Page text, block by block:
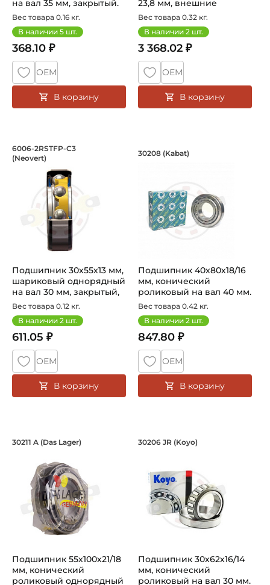
на вал 35 мм, закрытый.
Арт...
Вес товара 0.16 кг.
В наличии 5 шт.
368.10 ₽
ОЕМ
В корзину
23,8 мм, внешние
стопорн...
Вес товара 0.32 кг.
В наличии 2 шт.
3 368.02 ₽
ОЕМ
В корзину
Подшипник 30х55х13 мм, шариковый
6006 2RS TFP C3 - шариковый подшипник заводского
6006-2RSTFP-C3
(Neovert)
Подшипник 30х55х13 мм,
шариковый однорядный
на вал 30 мм, закрытый,
уве...
Вес товара 0.12 кг.
В наличии 2 шт.
611.05 ₽
ОЕМ
В корзину
Подшипник
30208 (Kabat)
Подшипник 40х80х18/16
мм, конический
роликовый на вал 40 мм.
Артикул 30...
Вес товара 0.42 кг.
В наличии 2 шт.
847.80 ₽
ОЕМ
В корзину
Подшипник 55х100х21/18 мм,
30211 A (Das Lager)
Подшипник 55х100х21/18
мм, конический
роликовый однорядный
Подшипник
30206 JR (Koyo)
Подшипник 30х62х16/14
мм, конический
роликовый на вал 30 мм.